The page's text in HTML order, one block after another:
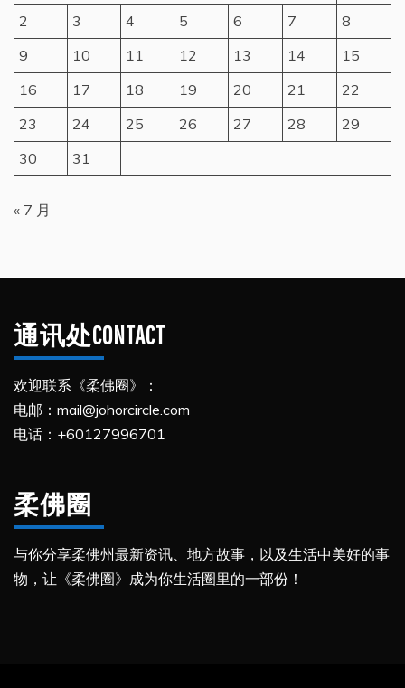
2
3 4 5 6 7
8
9
10 11 12 13 14
15
16
17 18 19 20 21
22
23
24 25 26 27 28
29
30
31
« 7 月
通讯处CONTACT
欢迎联系《柔佛圈》：
电邮：mail@johorcircle.com
电话：+60127996701
柔佛圈
与你分享柔佛州最新资讯、地方故事，以及生活中美好的事
物，让《柔佛圈》成为你生活圈里的一部份！